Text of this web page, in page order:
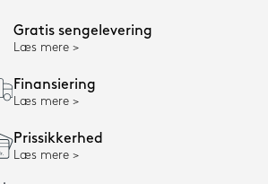
Gratis sengelevering
Læs mere
Finansiering
Læs mere
Prissikkerhed
Læs mere